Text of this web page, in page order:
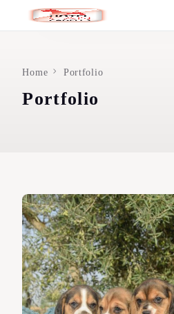
Home Portfolio
Portfolio